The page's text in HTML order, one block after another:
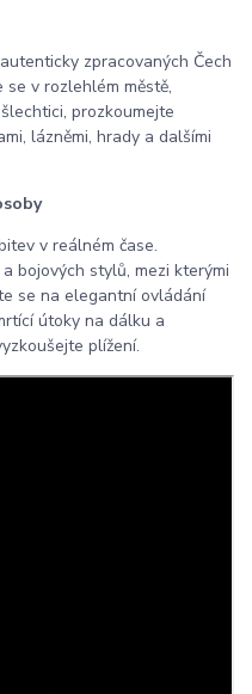
zpracovaných Čech
v rozlehlém městě,
prozkoumejte
lázněmi, hrady a dalšími
v reálném čase.
bojových stylů, mezi kterými
se na elegantní ovládání
útoky na dálku a
plížení.